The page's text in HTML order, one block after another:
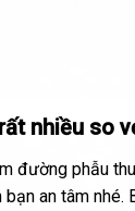
nhiều so
đường phẫu
an tâm